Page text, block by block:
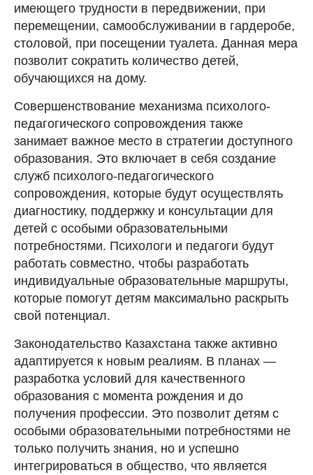
имеющего трудности в передвижении, при
перемещении, самообслуживании в гардеробе,
столовой, при посещении туалета. Данная мера
позволит сократить количество детей,
обучающихся на дому.
Совершенствование механизма психолого-
педагогического сопровождения также
занимает важное место в стратегии доступного
образования. Это включает в себя создание
служб психолого-педагогического
сопровождения, которые будут осуществлять
диагностику, поддержку и консультации для
детей с особыми образовательными
потребностями. Психологи и педагоги будут
работать совместно, чтобы разработать
индивидуальные образовательные маршруты,
которые помогут детям максимально раскрыть
свой потенциал.
Законодательство Казахстана также активно
адаптируется к новым реалиям. В планах —
разработка условий для качественного
образования с момента рождения и до
получения профессии. Это позволит детям с
особыми образовательными потребностями не
только получить знания, но и успешно
интегрироваться в общество, что является